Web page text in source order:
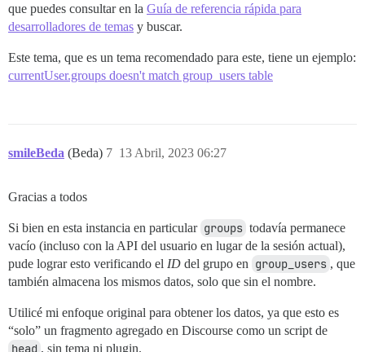
que puedes consultar en la Guía de referencia rápida para
desarrolladores de temas y buscar.
Este tema, que es un tema recomendado para este, tiene un ejemplo:
currentUser.groups doesn't match group_users table
smileBeda (Beda) 13 Abril, 2023 06:27
7
Gracias a todos
Si bien en esta instancia en particular groups todavía permanece
vacío (incluso con la API del usuario en lugar de la sesión actual),
pude lograr esto verificando el ID del grupo en group_users , que
también almacena los mismos datos, solo que sin el nombre.
Utilicé mi enfoque original para obtener los datos, ya que esto es
“solo” un fragmento agregado en Discourse como un script de
head , sin tema ni plugin.